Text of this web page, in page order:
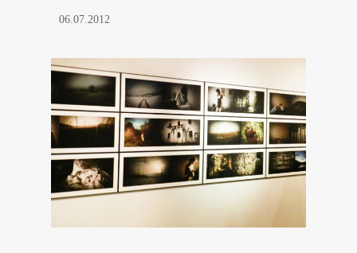
06.07.2012